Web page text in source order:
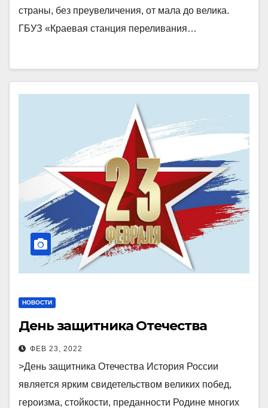
страны, без преувеличения, от мала до велика.
ГБУЗ «Краевая станция переливания…
НОВОСТИ
День защитника Отечества
ФЕВ 23, 2022
>День защитника Отечества История России
является ярким свидетельством великих побед,
героизма, стойкости, преданности Родине многих